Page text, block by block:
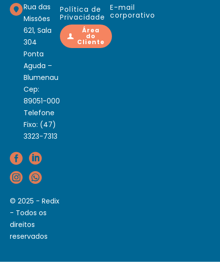
Rua das
Missões
621, Sala
304
Ponta
Aguda –
Blumenau
Cep:
89051-000
Telefone
Fixo: (47)
3323-7313
© 2025 - Redix
- Todos os
direitos
reservados
Política de
Privacidade
Área
do
Cliente
E-mail
corporativo